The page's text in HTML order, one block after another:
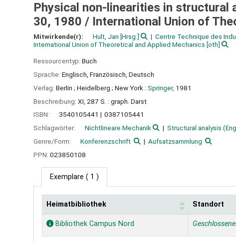
Physical non-linearities in structural
30, 1980 / International Union of
Mitwirkende(r): Hult, Jan [Hrsg.] Centre Technique des
International Union of Theoretical and Applied Mechanics [oth]
Ressourcentyp: Buch
Sprache: Englisch Französisch Deutsch
Verlag: Berlin ; Heidelberg ; New York : Springer, 1981
Beschreibung: XI, 287 S. : graph. Darst
ISBN:
3540105441
0387105441
Schlagwörter:
Nichtlineare Mechanik
Structural analysis
Genre/Form:
Konferenzschrift
Aufsatzsammlung
PPN: 023850108
Exemplare ( 1 )
Exemplare
Heimatbibliothek Standort
Bibliothek Campus Nord